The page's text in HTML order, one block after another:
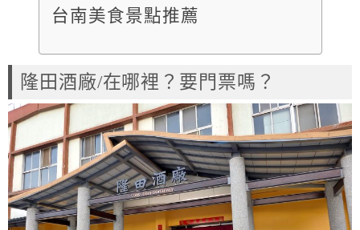
台南美食景點推薦
隆田酒廠/在哪裡？要門票嗎？